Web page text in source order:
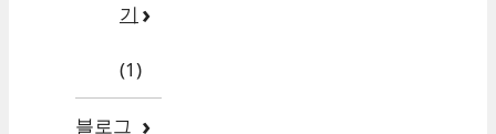
기
(1)
블로그